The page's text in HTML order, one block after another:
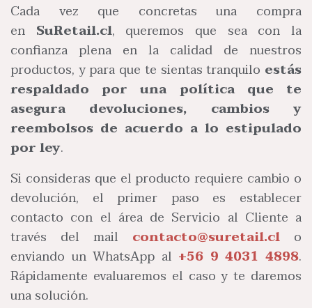
Cada vez que concretas una compra
en SuRetail.cl, queremos que sea con la
confianza plena en la calidad de nuestros
productos, y para que te sientas tranquilo estás
respaldado por una política que te
asegura devoluciones, cambios y
reembolsos de acuerdo a lo estipulado
por ley.
Si consideras que el producto requiere cambio o
devolución, el primer paso es establecer
contacto con el área de Servicio al Cliente a
través del mail contacto@suretail.cl o
enviando un WhatsApp al +56 9 4031 4898.
Rápidamente evaluaremos el caso y te daremos
una solución.